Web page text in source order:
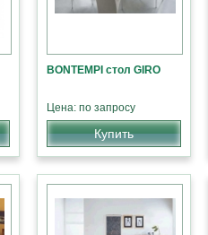
BONTEMPI стол GIRO
Цена: по запросу
Купить